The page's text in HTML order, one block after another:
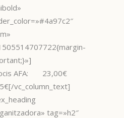
AFA: 23,00€
vc_column_text]
tag=»h2″